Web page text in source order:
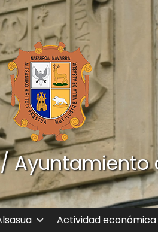
Ayuntamiento
Actividad económica